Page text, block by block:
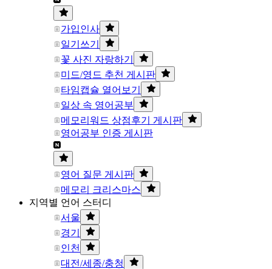
가입인사
일기쓰기
꽃 사진 자랑하기
미드/영드 추천 게시판
타임캡슐 열어보기
일상 속 영어공부
메모리워드 상점후기 게시판
영어공부 인증 게시판
영어 질문 게시판
메모리 크리스마스
지역별 언어 스터디
서울
경기
인천
대전/세종/충청